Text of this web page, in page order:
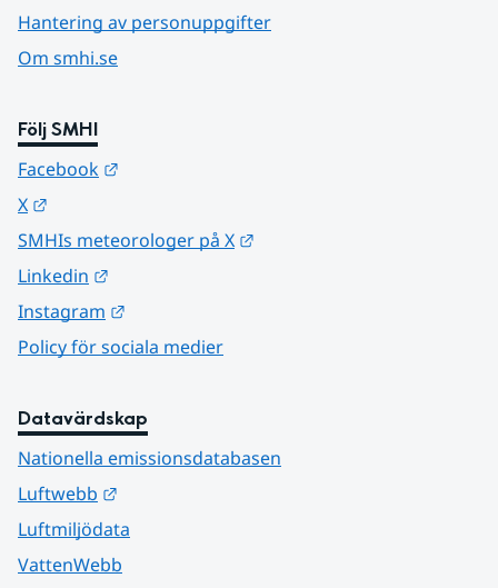
Hantering av personuppgifter
Om smhi.se
Följ SMHI
Facebook
X
SMHIs meteorologer på X
Linkedin
Instagram
Policy för sociala medier
Datavärdskap
Nationella emissionsdatabasen
Luftwebb
Luftmiljödata
VattenWebb